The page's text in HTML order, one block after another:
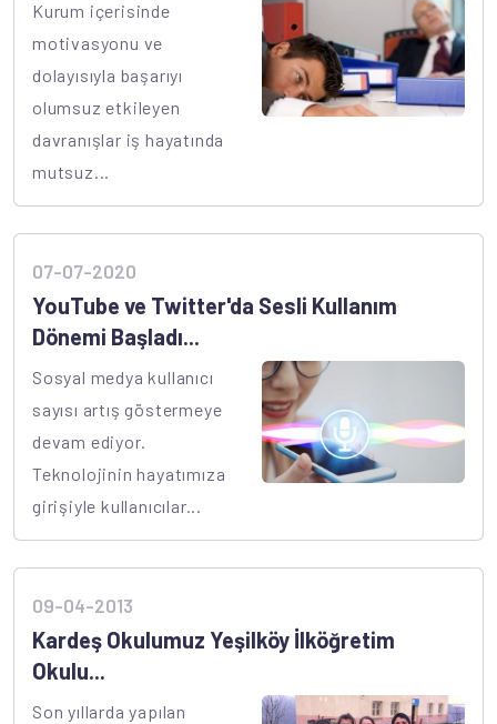
Kurum içerisinde
motivasyonu ve
dolayısıyla başarıyı
olumsuz etkileyen
davranışlar iş hayatında
mutsuz...
07-07-2020
YouTube ve Twitter'da Sesli Kullanım
Dönemi Başladı...
Sosyal medya kullanıcı
sayısı artış göstermeye
devam ediyor.
Teknolojinin hayatımıza
girişiyle kullanıcılar...
09-04-2013
Kardeş Okulumuz Yeşilköy İlköğretim
Okulu...
Son yıllarda yapılan